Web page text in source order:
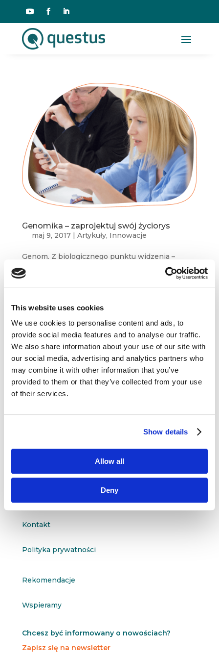
This website uses cookies
We use cookies to personalise content and ads, to
provide social media features and to analyse our traffic.
We also share information about your use of our site with
our social media, advertising and analytics partners who
may combine it with other information that you’ve
provided to them or that they’ve collected from your use
of their services.
Show details
Allow all
Deny
Genomika – zaprojektuj swój życiorys
maj 9, 2017| Artykuły, Innowacje
Genom. Z biologicznego punktu widzenia –
zestaw genów wchodzących w skład
pojedynczego zestawu chromosomów.
Od strony praktycznej – źródło informacji
11 miliardów dziedzina nauki, zajmująca się...
Dane kontaktowe
 601 098 038
questus@questus.pl
Kontakt
Polityka prywatności
Rekomendacje
Wspieramy
Chcesz być informowany o nowościach?
Zapisz się na newsletter